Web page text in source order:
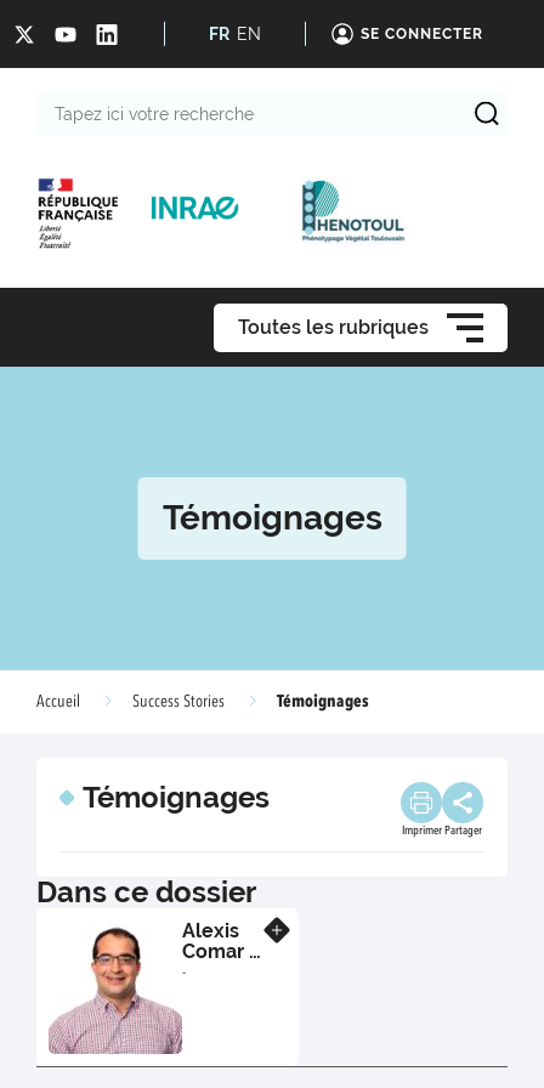
FR EN SE CONNECTER
Toutes les rubriques
Témoignages
Accueil Success Stories Témoignages
Témoignages
Imprimer Partager
Dans ce dossier
Alexis
Comar -
PDG
-